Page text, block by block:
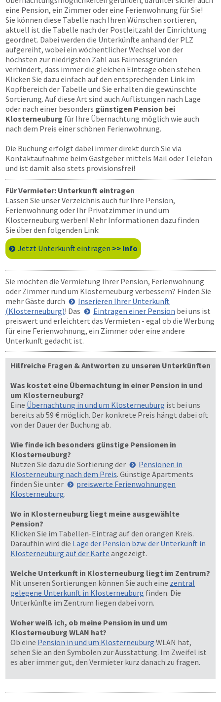
eine Pension, ein Zimmer oder eine Ferienwohnung für Sie!
Sie können diese Tabelle nach Ihren Wünschen sortieren,
aktuell ist die Tabelle nach der Postleitzahl der Einrichtung
geordnet. Dabei werden die Unterkünfte anhand der PLZ
aufgereiht, wobei ein wöchentlicher Wechsel von der
höchsten zur niedrigsten Zahl aus Fairnessgründen
verhindert, dass immer die gleichen Einträge oben stehen.
Klicken Sie dazu einfach auf den entsprechenden Link im
Kopfbereich der Tabelle und Sie erhalten die gewünschte
Sortierung. Auf diese Art sind auch Auflistungen nach Lage
oder nach einer besonders günstigen Pension bei
Klosterneuburg für Ihre Übernachtung möglich wie auch
nach dem Preis einer schönen Ferienwohnung.
Die Buchung erfolgt dabei immer direkt durch Sie via
Kontaktaufnahme beim Gastgeber mittels Mail oder Telefon
und ist damit also stets provisionsfrei!
Für Vermieter: Unterkunft eintragen
Lassen Sie unser Verzeichnis auch für Ihre Pension,
Ferienwohnung oder Ihr Privatzimmer in und um
Klosterneuburg werben! Mehr Informationen dazu finden
Sie über den folgenden Link:
Jetzt Unterkunft eintragen >> Info
Sie möchten die Vermietung Ihrer Pension, Ferienwohnung
oder Zimmer rund um Klosterneuburg verbessern? Finden Sie
mehr Gäste durch
Inserieren Ihrer Unterkunft
(Klosterneuburg)! Das Eintragen einer Pension bei uns ist
preiswert und erleichtert das Vermieten - egal ob die Werbung
für eine Ferienwohnung, ein Zimmer oder eine andere
Unterkunft gedacht ist.
Hilfreiche Fragen & Antworten zu unseren Unterkünften
Was kostet eine Übernachtung in einer Pension in und
um Klosterneuburg?
Eine Übernachtung in und um Klosterneuburg ist bei uns
bereits ab 59 € möglich. Der konkrete Preis hängt dabei oft
von der Dauer der Buchung ab.
Wie finde ich besonders günstige Pensionen in
Klosterneuburg?
Nutzen Sie dazu die Sortierung der
Pensionen in
Klosterneuburg nach dem Preis. Günstige Apartments
finden Sie unter
preiswerte Ferienwohnungen
Klosterneuburg.
Wo in Klosterneuburg liegt meine ausgewählte
Pension?
Klicken Sie im Tabellen-Eintrag auf den orangen Kreis.
Daraufhin wird die Lage der Pension bzw. der Unterkunft in
Klosterneuburg auf der Karte angezeigt.
Welche Unterkunft in Klosterneuburg liegt im Zentrum?
Mit unseren Sortierungen können Sie auch eine zentral
gelegene Unterkunft in Klosterneuburg finden. Die
Unterkünfte im Zentrum liegen dabei vorn.
Woher weiß ich, ob meine Pension in und um
Klosterneuburg WLAN hat?
Ob eine Pension in und um Klosterneuburg WLAN hat,
sehen Sie an den Symbolen zur Ausstattung. Im Zweifel ist
es aber immer gut, den Vermieter kurz danach zu fragen.